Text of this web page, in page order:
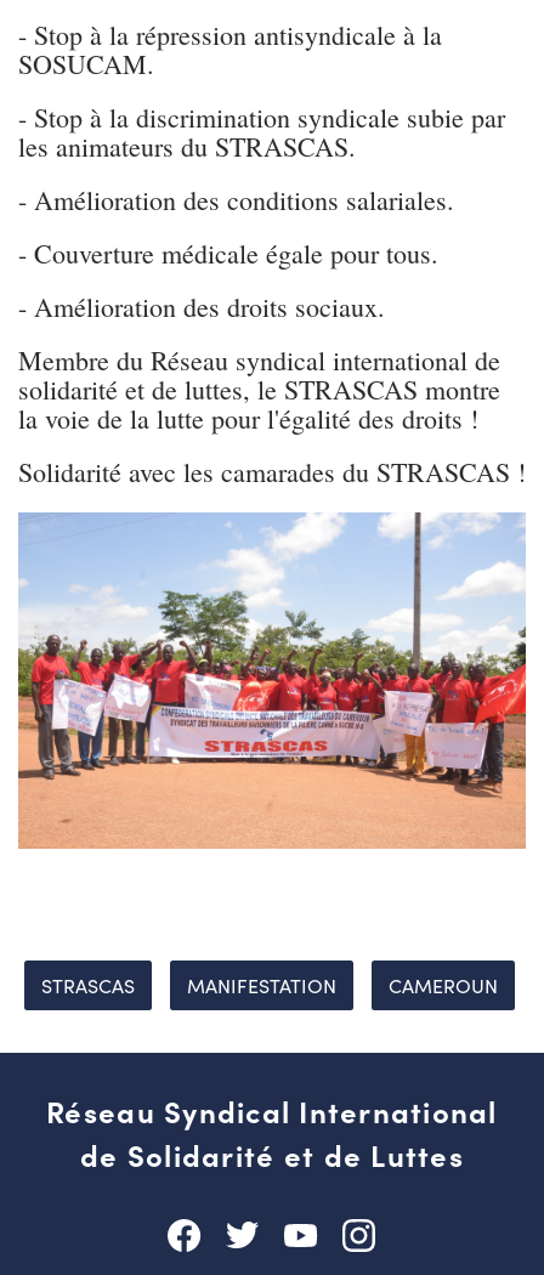
- Stop à la répression antisyndicale à la
SOSUCAM.
- Stop à la discrimination syndicale subie par
les animateurs du STRASCAS.
- Amélioration des conditions salariales.
- Couverture médicale égale pour tous.
- Amélioration des droits sociaux.
Membre du Réseau syndical international de
solidarité et de luttes, le STRASCAS montre
la voie de la lutte pour l'égalité des droits !
Solidarité avec les camarades du STRASCAS !
STRASCAS MANIFESTATION CAMEROUN
Réseau Syndical International
de Solidarité et de Luttes